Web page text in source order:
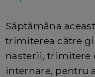
Săptămâna
trimiterea către
nasterii, trimitere
internare, pentru